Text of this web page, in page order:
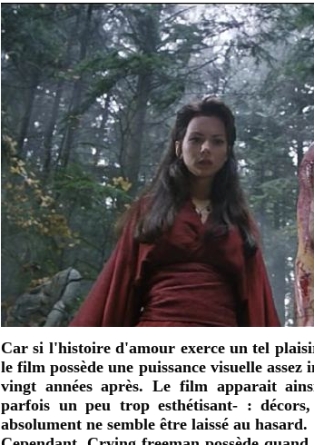
Car si l'histoire d'amour exerce un tel
le film possède une puissance visuelle
vingt années après. Le film apparait
parfois un peu trop esthétisant- :
absolument ne semble être laissé au hasard.